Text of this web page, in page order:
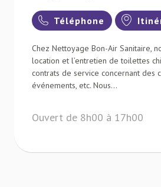
Téléphone
Chez Nettoyage Bon-Air Sanitaire,
location et l’entretien de toilettes
contrats de service concernant des
événements, etc. Nous...
Ouvert de 8h00 à 17h00